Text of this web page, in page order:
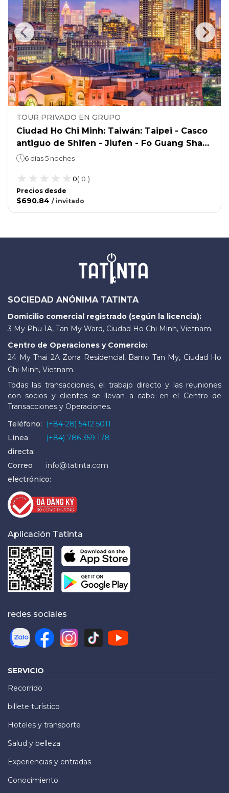
TOUR PRIVADO EN GRUPO
Ciudad Ho Chi Minh: Taiwán: Taipei - Casco
antiguo de Shifen - Jiufen - Fo Guang Shan
- Kaohsiung
6 días 5 noches
0( 0 )
Precios desde
$690.84 / invitado
SOCIEDAD ANÓNIMA TATINTA
Domicilio comercial registrado (según la licencia):
3 My Phu 1A, Tan My Ward, Ciudad Ho Chi Minh, Vietnam.
Centro de Operaciones y Comercio:
24 My Thai 2A Zona Residencial, Barrio Tan My, Ciudad Ho
Chi Minh, Vietnam.
Todas las transacciones, el trabajo directo y las reuniones
con socios y clientes se llevan a cabo en el Centro de
Transacciones y Operaciones.
Teléfono:
(+84-28) 5412 5011
Línea
directa:
(+84) 786 359 178
Correo
electrónico:
info@tatinta.com
Aplicación Tatinta
redes sociales
SERVICIO
Recorrido
billete turístico
Hoteles y transporte
Salud y belleza
Experiencias y entradas
Conocimiento